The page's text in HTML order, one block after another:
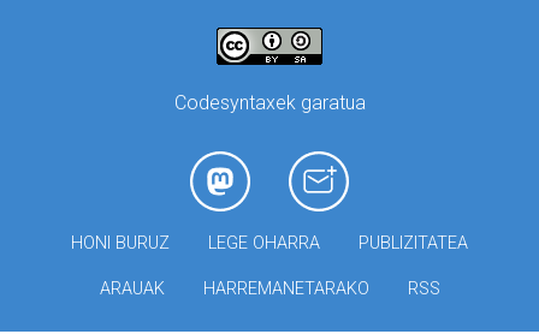
Codesyntaxek garatua
HONI BURUZ LEGE OHARRA PUBLIZITATEA
ARAUAK HARREMANETARAKO RSS